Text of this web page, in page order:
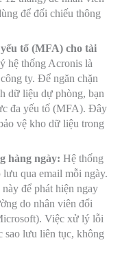
để đối chiếu thông
tố (MFA) cho tài
hệ thống Acronis là
ty. Để ngăn chặn
dữ liệu dự phòng, bạn
đa yếu tố (MFA). Đây
vệ kho dữ liệu trong
hàng ngày: Hệ thống
lưu qua email mỗi ngày.
để phát hiện ngay
do nhân viên đổi
Việc xử lý lỗi
sao lưu liên tục, không